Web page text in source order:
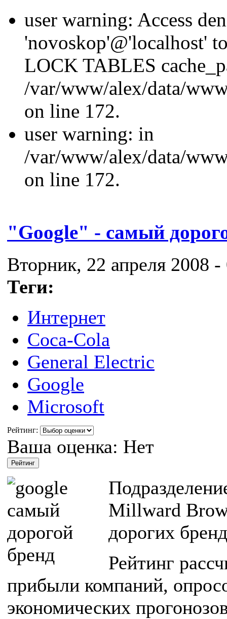
user warning: Access
'novoskop'@'localhost'
LOCK TABLES
/var/www/alex/data/
on line 172.
user warning: in
/var/www/alex/data/
on line 172.
"Google" - самый
Вторник, 22 апреля 2008 -
Теги:
Интернет
Coca-Cola
General Electric
Google
Microsoft
Рейтинг:
Ваша оценка: Нет
Millward
дорогих
Рейтинг
прибыли компаний,
экономических